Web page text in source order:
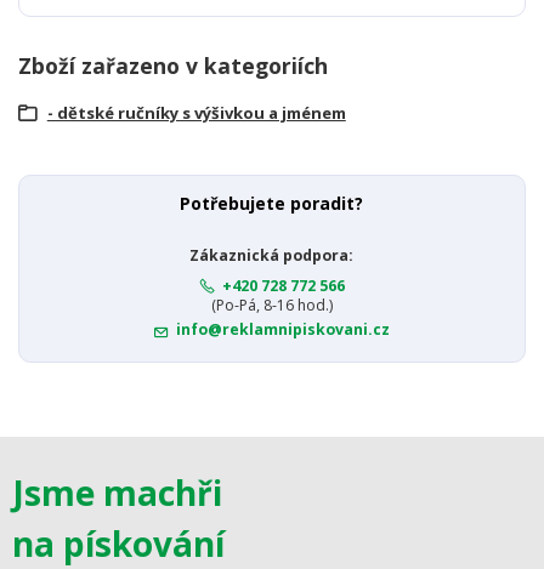
Zboží zařazeno v kategoriích
- dětské ručníky s výšivkou a jménem
Potřebujete poradit?
Zákaznická podpora:
+420 728 772 566
(Po-Pá, 8-16 hod.)
info@reklamnipiskovani.cz
Jsme machři
na pískování